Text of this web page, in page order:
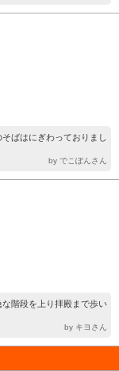
ばはにぎわっておりまし
by でこぽんさん
階段を上り拝殿まで歩い
by キヨさん